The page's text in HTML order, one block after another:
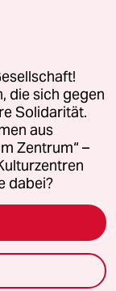
für Genehmigungen
Richtlinien
AGB
die sich gegen
Solidarität.
aus
Zentrum“ –
dabei?